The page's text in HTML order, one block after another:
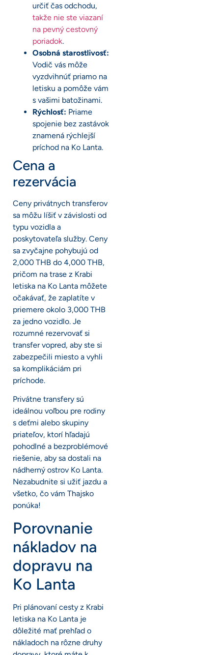
určiť čas odchodu,
takže nie ste viazaní
na pevný cestovný
poriadok.
Osobná starostlivosť:
Vodič vás môže
vyzdvihnúť priamo na
letisku a pomôže vám
s vašimi batožinami.
Rýchlosť: Priame
spojenie bez zastávok
znamená rýchlejší
príchod na Ko Lanta.
Cena a
rezervácia
Ceny privátnych transferov
sa môžu líšiť v závislosti od
typu vozidla a
poskytovateľa služby. Ceny
sa zvyčajne pohybujú od
2,000 THB do 4,000 THB,
pričom na trase z Krabi
letiska na Ko Lanta môžete
očakávať, že zaplatíte v
priemere okolo 3,000 THB
za jedno vozidlo. Je
rozumné rezervovať si
transfer vopred, aby ste si
zabezpečili miesto a vyhli
sa komplikáciám pri
príchode.
Privátne transfery sú
ideálnou voľbou pre rodiny
s deťmi alebo skupiny
priateľov, ktorí hľadajú
pohodlné a bezproblémové
riešenie, aby sa dostali na
nádherný ostrov Ko Lanta.
Nezabudnite si užiť jazdu a
všetko, čo vám Thajsko
ponúka!
Porovnanie
nákladov na
dopravu na
Ko Lanta
Pri plánovaní cesty z Krabi
letiska na Ko Lanta je
dôležité mať prehľad o
nákladoch na rôzne druhy